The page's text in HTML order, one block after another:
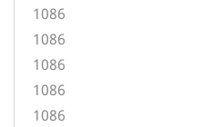
1086
1086
1086
1086
1086